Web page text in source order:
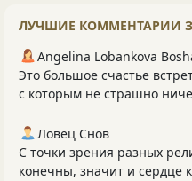
ЛУЧШИЕ КОММЕНТАРИИ
Angelina Lobankova
Это большое счастье
с которым не страшно
Ловец Снов
С точки зрения разных
конечны, значит и сердце